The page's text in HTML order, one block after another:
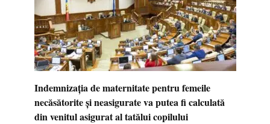
Indemnizația de maternitate pentru femeile
necăsătorite și neasigurate va putea fi calculată
din venitul asigurat al tatălui copilului